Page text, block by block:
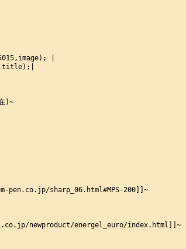
|
)~
pen.co.jp/sharp_06.html#MPS-200]]~
newproduct/energel_euro/index.html]]~